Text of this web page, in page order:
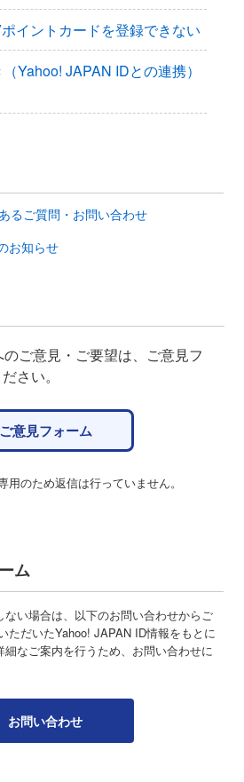
イントカードを登録できない
Yahoo! JAPAN IDとの連携）
るご質問・お問い合わせ
お知らせ
ご意見・ご要望は、ご意見フ
さい。
ご意見フォーム
のため返信は行っていません。
ム
い場合は、以下のお問い合わせからご
ただいたYahoo! JAPAN ID情報をもとに
なご案内を行うため、お問い合わせに
お問い合わせ